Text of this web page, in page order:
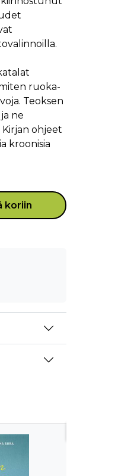
ruoka-
Teoksen
ne
ohjeet
kroonisia
koriin